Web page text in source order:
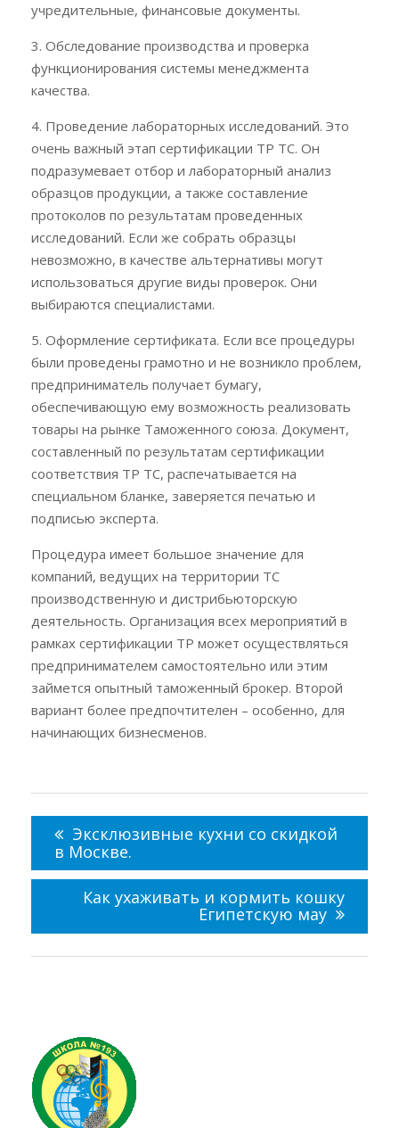
учредительные, финансовые документы.
3. Обследование производства и проверка
функционирования системы менеджмента
качества.
4. Проведение лабораторных исследований. Это
очень важный этап сертификации ТР ТС. Он
подразумевает отбор и лабораторный анализ
образцов продукции, а также составление
протоколов по результатам проведенных
исследований. Если же собрать образцы
невозможно, в качестве альтернативы могут
использоваться другие виды проверок. Они
выбираются специалистами.
5. Оформление сертификата. Если все процедуры
были проведены грамотно и не возникло проблем,
предприниматель получает бумагу,
обеспечивающую ему возможность реализовать
товары на рынке Таможенного союза. Документ,
составленный по результатам сертификации
соответствия ТР ТС, распечатывается на
специальном бланке, заверяется печатью и
подписью эксперта.
Процедура имеет большое значение для
компаний, ведущих на территории ТС
производственную и дистрибьюторскую
деятельность. Организация всех мероприятий в
рамках сертификации ТР может осуществляться
предпринимателем самостоятельно или этим
займется опытный таможенный брокер. Второй
вариант более предпочтителен – особенно, для
начинающих бизнесменов.
записям
Эксклюзивные кухни со скидкой
в Москве.
Как ухаживать и кормить кошку
Египетскую мау